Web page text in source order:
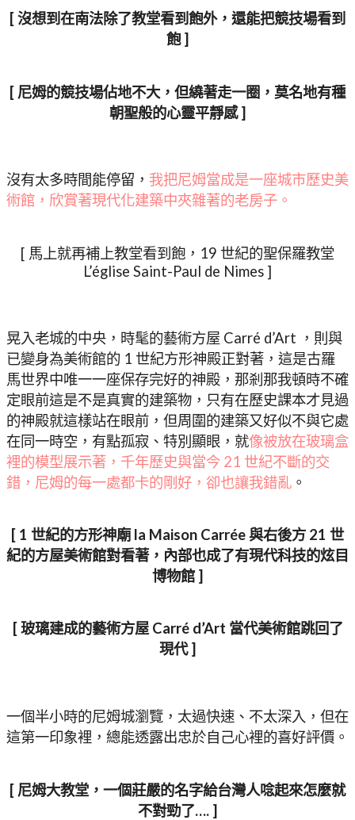
[ 沒想到在南法除了教堂看到飽外，還能把競技場看到
飽 ]
[ 尼姆的競技場佔地不大，但繞著走一圈，莫名地有種
朝聖般的心靈平靜感 ]
沒有太多時間能停留， 我把尼姆當成是一座城市歷史美
術館，欣賞著現代化建築中夾雜著的老房子。
[ 馬上就再補上教堂看到飽，19 世紀的聖保羅教堂
L’église Saint-Paul de Nimes ]
晃入老城的中央，時髦的藝術方屋 Carré d’Art ，則與
已變身為美術館的 1 世紀方形神殿正對著，這是古羅
馬世界中唯一一座保存完好的神殿，那剎那我頓時不確
定眼前這是不是真實的建築物，只有在歷史課本才見過
的神殿就這樣站在眼前，但周圍的建築又好似不與它處
在同一時空，有點孤寂、特別顯眼，就像被放在玻璃盒
裡的模型展示著，千年歷史與當今 21 世紀不斷的交
錯，尼姆的每一處都卡的剛好，卻也讓我錯亂 。
[ 1 世紀的方形神廟 la Maison Carrée 與右後方 21 世
紀的方屋美術館對看著，內部也成了有現代科技的炫目
博物館 ]
[ 玻璃建成的藝術方屋 Carré d’Art 當代美術館跳回了
現代 ]
一個半小時的尼姆城瀏覽，太過快速、不太深入，但在
這第一印象裡，總能透露出忠於自己心裡的喜好評價。
[ 尼姆大教堂，一個莊嚴的名字給台灣人唸起來怎麼就
不對勁了…. ]